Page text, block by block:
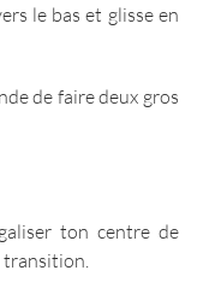
le bas et glisse en
de faire deux gros
ton centre de
transition.